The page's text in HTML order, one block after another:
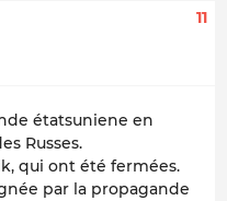
11
étatsuniene en
Russes.
qui ont été fermées.
par la propagande